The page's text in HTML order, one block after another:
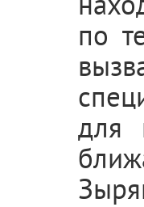
по
для